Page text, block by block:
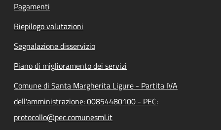
Pagamenti
Riepilogo valutazioni
Segnalazione disservizio
Piano di miglioramento dei servizi
Comune di Santa Margherita Ligure - Partita IVA
dell'amministrazione: 00854480100 - PEC:
protocollo@pec.comunesml.it